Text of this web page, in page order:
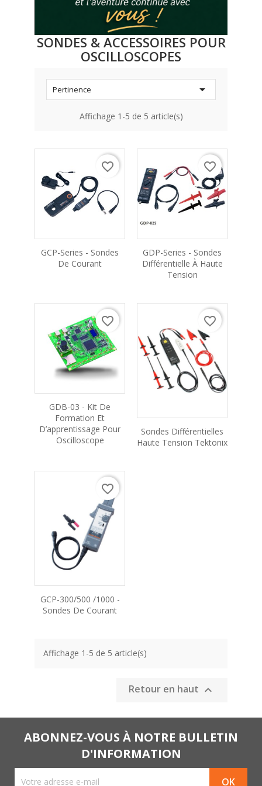
SONDES & ACCESSOIRES POUR
OSCILLOSCOPES
Pertinence 
Affichage 1-5 de 5 article(s)
GCP-Series - Sondes
De Courant
favorite_border
GDP-Series - Sondes
Différentielle À Haute
Tension
favorite_border
GDB-03 - Kit De
Formation Et
D’apprentissage Pour
Oscilloscope
favorite_border
Sondes Différentielles
Haute Tension Tektonix
favorite_border
GCP-300/500 /1000 -
Sondes De Courant
favorite_border
Affichage 1-5 de 5 article(s)
Retour en haut 
ABONNEZ-VOUS À NOTRE BULLETIN
D'INFORMATION